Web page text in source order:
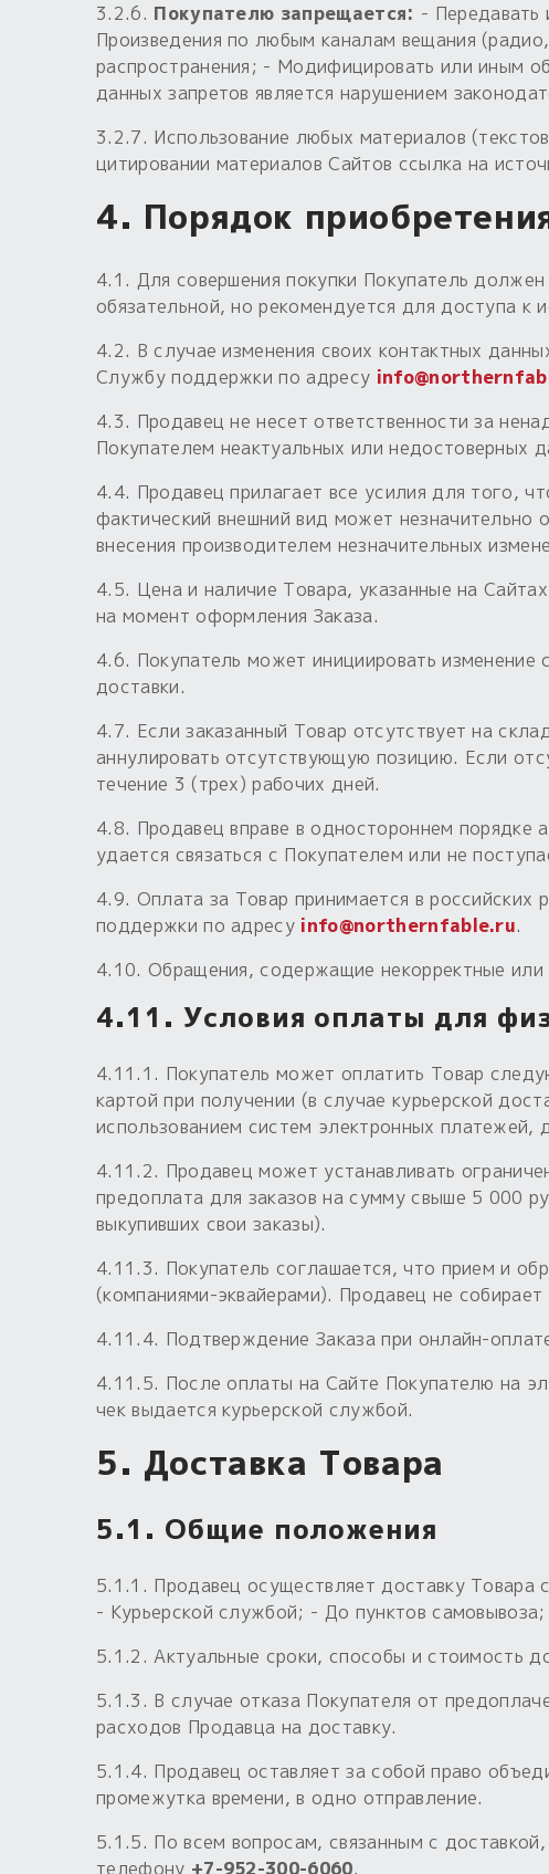
3.2.6. Покупателю запрещается: - Передавать
Произведения по любым каналам вещания
распространения; - Модифицировать или иным
данных запретов является нарушением
3.2.7. Использование любых материалов
цитировании материалов Сайтов ссылка на
4. Порядок
4.1. Для совершения покупки Покупатель
обязательной, но рекомендуется для доступа к
4.2. В случае изменения своих контактных
Службу поддержки по адресу
4.3. Продавец не несет ответственности за
Покупателем неактуальных или недостоверных
4.4. Продавец прилагает все усилия для того,
фактический внешний вид может незначительно
внесения производителем незначительных
4.5. Цена и наличие Товара, указанные на
на момент оформления Заказа.
4.6. Покупатель может инициировать
доставки.
4.7. Если заказанный Товар отсутствует на
аннулировать отсутствующую позицию. Если
течение 3 (трех) рабочих дней.
4.8. Продавец вправе в одностороннем порядке
удается связаться с Покупателем или не
4.9. Оплата за Товар принимается в
поддержки по адресу info@northernfable.ru.
4.10. Обращения, содержащие некорректные или
4.11. Условия оплаты для
4.11.1. Покупатель может оплатить Товар
картой при получении (в случае курьерской
использованием систем электронных платежей,
4.11.2. Продавец может устанавливать
предоплата для заказов на сумму свыше 5 000
выкупивших свои заказы).
4.11.3. Покупатель соглашается, что прием и
(компаниями-эквайерами). Продавец не
4.11.4. Подтверждение Заказа при онлайн-
4.11.5. После оплаты на Сайте Покупателю на
чек выдается курьерской службой.
5. Доставка Товара
5.1. Общие положения
5.1.1. Продавец осуществляет доставку Товара
- Курьерской службой; - До пунктов
5.1.2. Актуальные сроки, способы и стоимость
5.1.3. В случае отказа Покупателя от
расходов Продавца на доставку.
5.1.4. Продавец оставляет за собой право
промежутка времени, в одно отправление.
5.1.5. По всем вопросам, связанным с
телефону +7-952-300-6060.